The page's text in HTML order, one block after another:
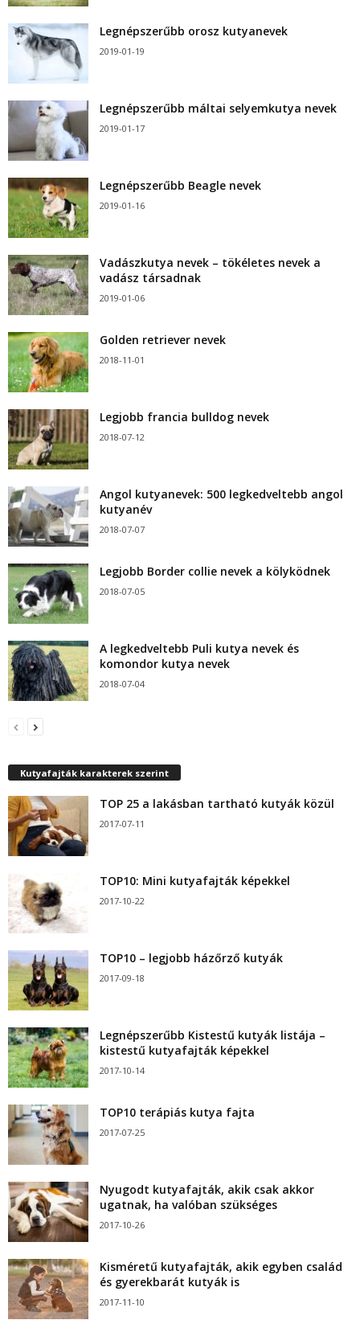
Legnépszerűbb orosz kutyanevek
2019-01-19
Legnépszerűbb máltai selyemkutya nevek
2019-01-17
Legnépszerűbb Beagle nevek
2019-01-16
Vadászkutya nevek – tökéletes nevek a
vadász társadnak
2019-01-06
Golden retriever nevek
2018-11-01
Legjobb francia bulldog nevek
2018-07-12
Angol kutyanevek: 500 legkedveltebb angol
kutyanév
2018-07-07
Legjobb Border collie nevek a kölyködnek
2018-07-05
A legkedveltebb Puli kutya nevek és
komondor kutya nevek
2018-07-04
Kutyafajták karakterek szerint
TOP 25 a lakásban tartható kutyák közül
2017-07-11
TOP10: Mini kutyafajták képekkel
2017-10-22
TOP10 – legjobb házőrző kutyák
2017-09-18
Legnépszerűbb Kistestű kutyák listája –
kistestű kutyafajták képekkel
2017-10-14
TOP10 terápiás kutya fajta
2017-07-25
Nyugodt kutyafajták, akik csak akkor
ugatnak, ha valóban szükséges
2017-10-26
Kisméretű kutyafajták, akik egyben család
és gyerekbarát kutyák is
2017-11-10